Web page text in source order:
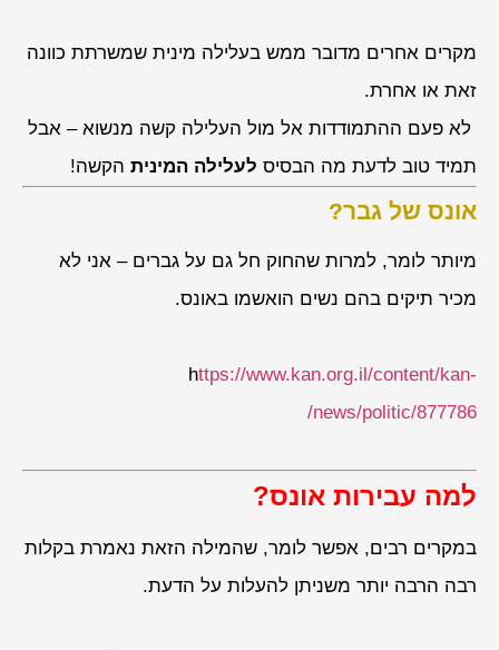
מקרים אחרים מדובר ממש בעלילה מינית שמשרתת כוונה
זאת או אחרת.
לא פעם ההתמודדות אל מול העלילה קשה מנשוא – אבל
תמיד טוב לדעת מה הבסיס לעלילה המינית הקשה!
אונס של גבר?
מיותר לומר, למרות שהחוק חל גם על גברים – אני לא
מכיר תיקים בהם נשים הואשמו באונס.
https://www.kan.org.il/content/kan-
news/politic/877786/
למה עבירות אונס?
במקרים רבים, אפשר לומר, שהמילה הזאת נאמרת בקלות
רבה הרבה יותר משניתן להעלות על הדעת.